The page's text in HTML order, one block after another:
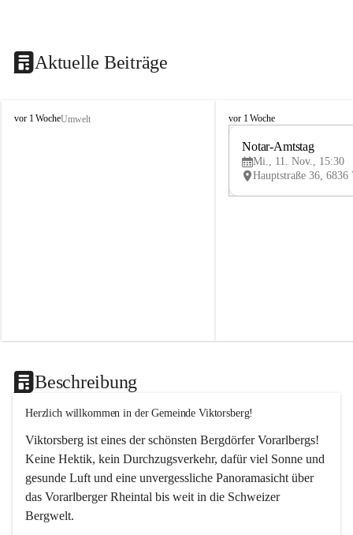
Aktuelle Beiträge
V
vor 1 WocheUmwelt
V
vor 1 Woche
Notar-Amtstag
Mi., 11. Nov., 15:30
Beschreibung
Herzlich willkommen in der Gemeinde Viktorsberg!
Viktorsberg ist eines der schönsten Bergdörfer Vorarlbergs!
Keine Hektik, kein Durchzugsverkehr, dafür viel Sonne und
gesunde Luft und eine unvergessliche Panoramasicht über
das Vorarlberger Rheintal bis weit in die Schweizer
Bergwelt.